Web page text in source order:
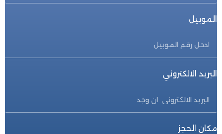
الموبيل
البريد الالكتروني
مكان الحجز